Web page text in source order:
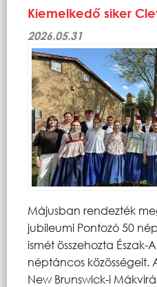
Kiemelkedő siker
2026.05.31
Májusban rendezték
jubileumi Pontozó 50
ismét összehozta
néptáncos közösségeit.
New Brunswick-i